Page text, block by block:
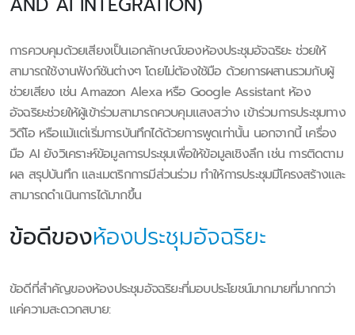
การควบคุมด้วยเสียงเป็นเอกลักษณ์ของห้องประชุมอัจฉริยะ ช่วยให้
สามารถใช้งานฟังก์ชันต่างๆ โดยไม่ต้องใช้มือ ด้วยการผสานรวมกับผู้
ช่วยเสียง เช่น Amazon Alexa หรือ Google Assistant ห้อง
อัจฉริยะช่วยให้ผู้เข้าร่วมสามารถควบคุมแสงสว่าง เข้าร่วมการประชุมทาง
วิดีโอ หรือแม้แต่เริ่มการบันทึกได้ด้วยการพูดเท่านั้น นอกจากนี้ เครื่อง
มือ AI ยังวิเคราะห์ข้อมูลการประชุมเพื่อให้ข้อมูลเชิงลึก เช่น การติดตาม
ผล สรุปบันทึก และเมตริกการมีส่วนร่วม ทำให้การประชุมมีโครงสร้างและ
สามารถดำเนินการได้มากขึ้น
ข้อดีของห้องประชุมอัจฉริยะ
ข้อดีที่สำคัญของห้องประชุมอัจฉริยะที่มอบประโยชน์มากมายที่มากกว่า
แค่ความสะดวกสบาย: